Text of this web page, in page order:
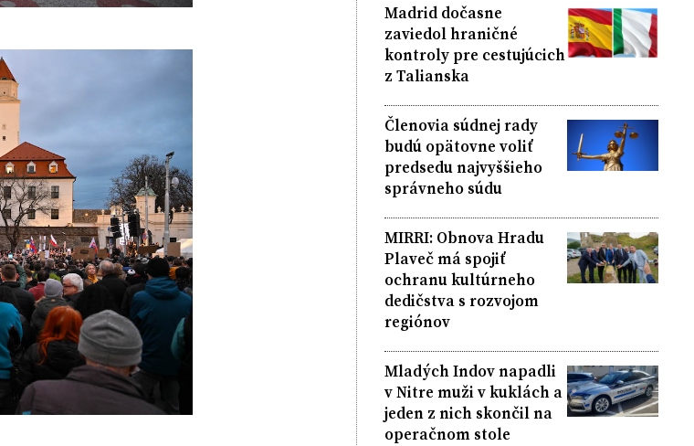
Madrid dočasne
zaviedol hraničné
kontroly pre cestujúcich
z Talianska
Členovia súdnej rady
budú opätovne voliť
predsedu najvyššieho
správneho súdu
MIRRI: Obnova Hradu
Plaveč má spojiť
ochranu kultúrneho
dedičstva s rozvojom
regiónov
Mladých Indov napadli
v Nitre muži v kuklách a
jeden z nich skončil na
operačnom stole